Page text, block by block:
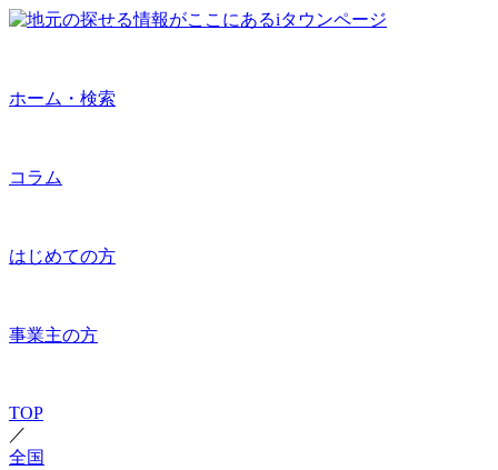
ホーム・検索
コラム
はじめての方
事業主の方
TOP
／
全国